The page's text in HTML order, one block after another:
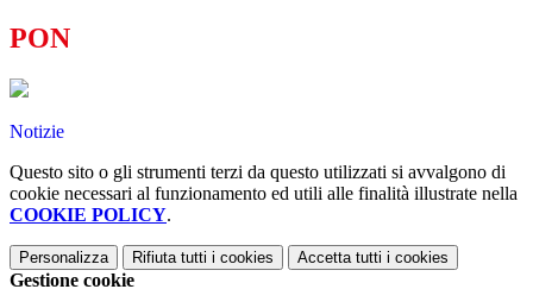
PON
Notizie
Questo sito o gli strumenti terzi da questo utilizzati si avvalgono di
cookie necessari al funzionamento ed utili alle finalità illustrate nella
COOKIE POLICY.
Personalizza Rifiuta tutti i cookies Accetta tutti i cookies
Gestione cookie